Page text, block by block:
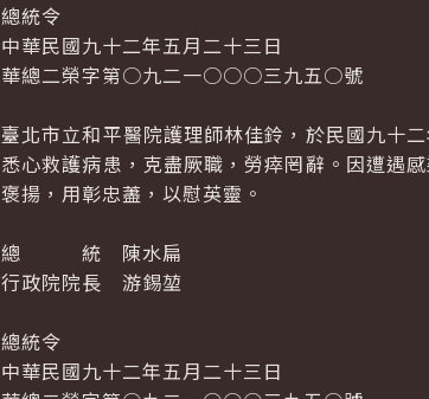
總統令
中華民國九十二年五月二十三日
華總二榮字第○九二一○○○三九五○號
臺北市立和平醫院護理師林佳鈴，於民國九十
悉心救護病患，克盡厥職，勞瘁罔辭。因遭遇
褒揚，用彰忠藎，以慰英靈。
總 統 陳水扁
行政院院長 游錫堃
總統令
中華民國九十二年五月二十三日